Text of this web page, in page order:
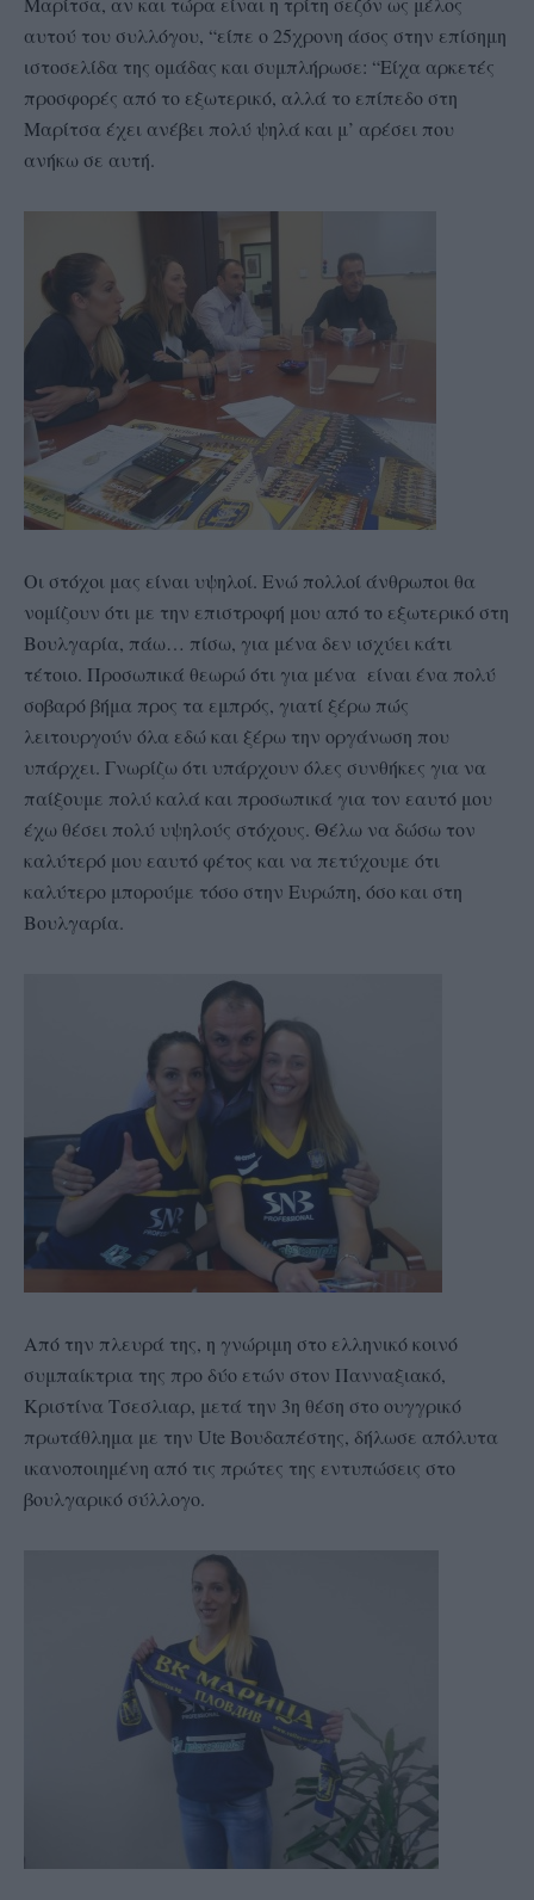
αυτού του συλλόγου, “είπε ο 25χρονη άσος στην επίσημη
ιστοσελίδα της ομάδας και συμπλήρωσε: “Είχα αρκετές
προσφορές από το εξωτερικό, αλλά το επίπεδο στη
Μαρίτσα έχει ανέβει πολύ ψηλά και μ’ αρέσει που
ανήκω σε αυτή.
Οι στόχοι μας είναι υψηλοί. Ενώ πολλοί άνθρωποι θα
νομίζουν ότι με την επιστροφή μου από το εξωτερικό στη
Βουλγαρία, πάω… πίσω, για μένα δεν ισχύει κάτι
τέτοιο. Προσωπικά θεωρώ ότι για μένα είναι ένα πολύ
σοβαρό βήμα προς τα εμπρός, γιατί ξέρω πώς
λειτουργούν όλα εδώ και ξέρω την οργάνωση που
υπάρχει. Γνωρίζω ότι υπάρχουν όλες συνθήκες για να
παίξουμε πολύ καλά και προσωπικά για τον εαυτό μου
έχω θέσει πολύ υψηλούς στόχους. Θέλω να δώσω τον
καλύτερό μου εαυτό φέτος και να πετύχουμε ότι
καλύτερο μπορούμε τόσο στην Ευρώπη, όσο και στη
Βουλγαρία.
Από την πλευρά της, η γνώριμη στο ελληνικό κοινό
συμπαίκτρια της προ δύο ετών στον Πανναξιακό,
Κριστίνα Τσεσλιαρ, μετά την 3η θέση στο ουγγρικό
πρωτάθλημα με την Ute Βουδαπέστης, δήλωσε απόλυτα
ικανοποιημένη από τις πρώτες της εντυπώσεις στο
βουλγαρικό σύλλογο.